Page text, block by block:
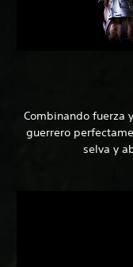
Combinando fuerza
guerrero
selva y